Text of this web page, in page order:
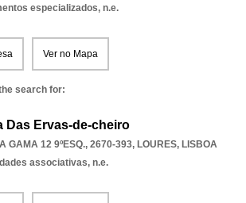
especializados, n.e.
Ver no Mapa
search for:
Das Ervas-de-cheiro
GAMA 12 9ºESQ., 2670-393, LOURES, LISBOA
associativas, n.e.